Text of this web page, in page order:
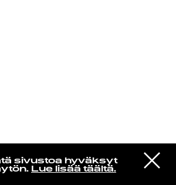
sivustoa hyväksyt
Lue lisää täältä.
VIESTI
STUDIOON